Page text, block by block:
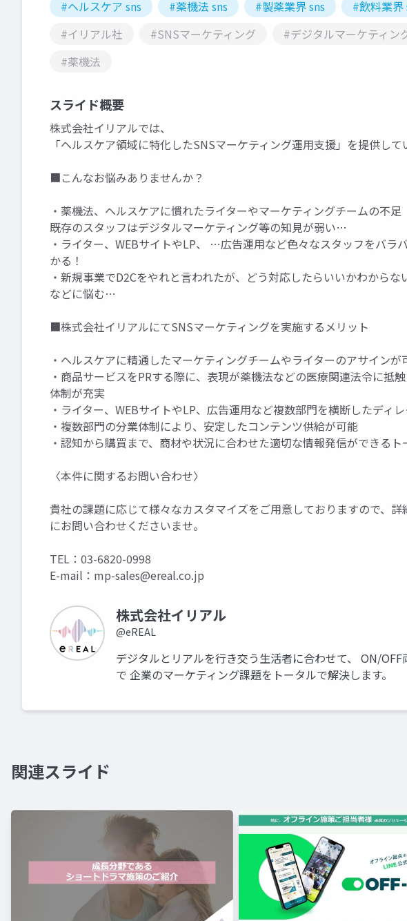
#ヘルスケア sns #薬機法 sns #製薬業界 sns #飲料業界
#イリアル社
#SNSマーケティング #デジタルマーケティン
#薬機法
スライド概要
株式会社イリアルでは、
「ヘルスケア領域に特化したSNSマーケティング運用支援」を提供して
■こんなお悩みありませんか？
・薬機法、ヘルスケアに慣れたライターやマーケティングチームの不足
既存のスタッフはデジタルマーケティング等の知見が弱い…
・ライター、WEBサイトやLP、 …広告運用など色々なスタッフをバラ
かる！
・新規事業でD2Cをやれと言われたが、どう対応したらいいかわから
などに悩む…
■株式会社イリアルにてSNSマーケティングを実施するメリット
・ヘルスケアに精通したマーケティングチームやライターのアサインが
・商品サービスをPRする際に、表現が薬機法などの医療関連法令に抵
体制が充実
・ライター、WEBサイトやLP、広告運用など複数部門を横断したディ
・複数部門の分業体制により、安定したコンテンツ供給が可能
・認知から購買まで、商材や状況に合わせた適切な情報発信ができる
〈本件に関するお問い合わせ〉
貴社の課題に応じて様々なカスタマイズをご用意しておりますので、
にお問い合わせくださいませ。
TEL：03-6820-0998
E-mail： mp-sales@ereal.co.jp
株式会社イリアル
@eREAL
デジタルとリアルを行き交う生活者に合わせて、 ON/
で 企業のマーケティング課題をトータルで解決します。
関連スライド